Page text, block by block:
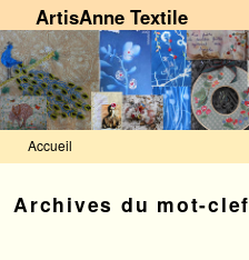
ArtisAnne Textile
Accueil
Archives du mot-clef